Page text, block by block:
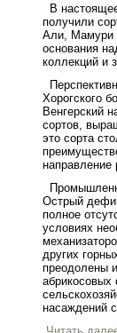
В
получили
Али, Мамури
основания
коллекций и
Хорогского
Венгерский
сортов,
это сорта
направление
Острый
полное
условиях
других
преодолены
абрикосовых
насаждений